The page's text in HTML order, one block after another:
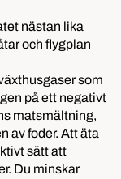
nästan lika
och flygplan
som
på ett negativt
matsmältning,
av foder. Att äta
sätt att
Du minskar